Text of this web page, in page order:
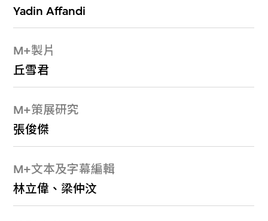
Yadin Affandi
M+製片
丘雪君
M+策展研究
張俊傑
M+文本及字幕編輯
林立偉、梁仲汶